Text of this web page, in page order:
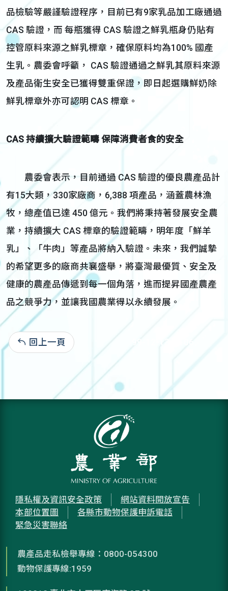
品檢驗等嚴謹驗證程序，目前已有9家乳品加工廠通過
CAS 驗證，而 每瓶獲得 CAS 驗證之鮮乳瓶身仍貼有
控管原料來源之鮮乳標章，確保原料均為100% 國產
生乳。農委會呼籲， CAS 驗證通過之鮮乳其原料來源
及產品衛生安全已獲得雙重保證，即日起選購鮮奶除
鮮乳標章外亦可認明 CAS 標章。
CAS 持續擴大驗證範疇 保障消費者食的安全
農委會表示，目前通過 CAS 驗證的優良農產品計
有15大類，330家廠商，6,388 項產品，涵蓋農林漁
牧，總產值已達 450 億元。我們將秉持著發展安全農
業，持續擴大 CAS 標章的驗證範疇，明年度「鮮羊
乳」、「牛肉」等產品將納入驗證。未來，我們誠摯
的希望更多的廠商共襄盛舉，將臺灣最優質、安全及
健康的農產品傳遞到每一個角落，進而提昇國產農產
品之競爭力，並讓我國農業得以永續發展。
回上一頁
隱私權及資訊安全政策
網站資料開放宣告
本部位置圖
各縣市動物保護申訴電話
緊急災害聯絡
農產品走私檢舉專線：0800-054300
動物保護專線:1959